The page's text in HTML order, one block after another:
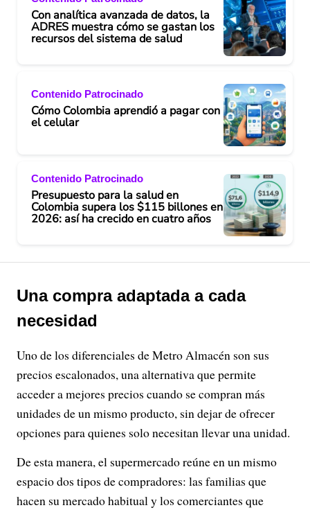
Con analítica avanzada de datos, la
ADRES muestra cómo se gastan los
recursos del sistema de salud
Contenido Patrocinado
Cómo Colombia aprendió a pagar con
el celular
Contenido Patrocinado
Presupuesto para la salud en
Colombia supera los $115 billones en
2026: así ha crecido en cuatro años
Una compra adaptada a cada
necesidad
Uno de los diferenciales de Metro Almacén son sus
precios escalonados, una alternativa que permite
acceder a mejores precios cuando se compran más
unidades de un mismo producto, sin dejar de ofrecer
opciones para quienes solo necesitan llevar una unidad.
De esta manera, el supermercado reúne en un mismo
espacio dos tipos de compradores: las familias que
hacen su mercado habitual y los comerciantes que